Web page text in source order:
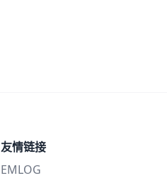
友情链接
EMLOG